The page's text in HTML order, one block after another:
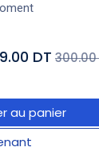
au panier
DT 300.00